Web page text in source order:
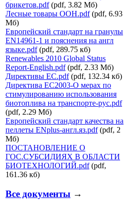
брикетов.pdf(pdf, 3.82 Мб)
Лесные товары ООН.pdf(pdf, 6.93
Мб)
Европейский стандарт на гранулы
EN14961-1 и пояснения на англ
языке.pdf(pdf, 289.75 кб)
Renewables 2010 Global Status
Report-English.pdf(pdf, 2.33 Мб)
Директивы ЕС.pdf(pdf, 132.34 кб)
Директива ЕС2003-О мерах по
стимулированию использования
биотоплива на транспорте-рус.pdf
(pdf, 2.29 Мб)
Европейский стандарт качества на
пеллеты ENplus-англ.яз.pdf(pdf, 2
Мб)
ПОСТАНОВЛЕНИЕ О
ГОС.СУБСИДИЯХ В ОБЛАСТИ
БИОТЕХНОЛОГИЙ.pdf(pdf,
161.36 кб)
Все документы →